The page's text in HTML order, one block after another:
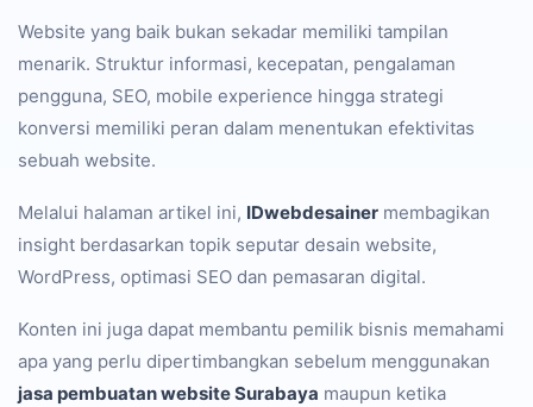
Website yang baik bukan sekadar memiliki tampilan
menarik. Struktur informasi, kecepatan, pengalaman
pengguna, SEO, mobile experience hingga strategi
konversi memiliki peran dalam menentukan efektivitas
sebuah website.
Melalui halaman artikel ini, IDwebdesainer membagikan
insight berdasarkan topik seputar desain website,
WordPress, optimasi SEO dan pemasaran digital.
Konten ini juga dapat membantu pemilik bisnis memahami
apa yang perlu dipertimbangkan sebelum menggunakan
jasa pembuatan website Surabaya maupun ketika